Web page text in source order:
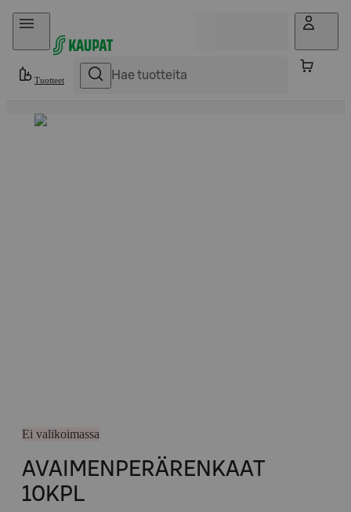
Hyppää sisältöön
Tuotteet
Ei valikoimassa
AVAIMENPERÄRENKAAT
10KPL